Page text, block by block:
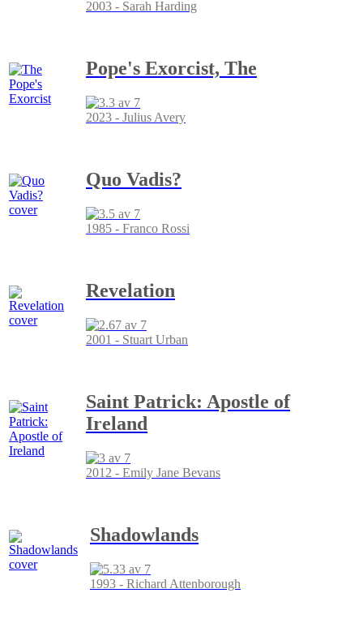
2003 - Sarah Harding
Pope's Exorcist, The
2023 - Julius Avery
Quo Vadis?
1985 - Franco Rossi
Revelation
2001 - Stuart Urban
Saint Patrick: Apostle of
Ireland
2012 - Emily Jane Bevans
Shadowlands
1993 - Richard Attenborough